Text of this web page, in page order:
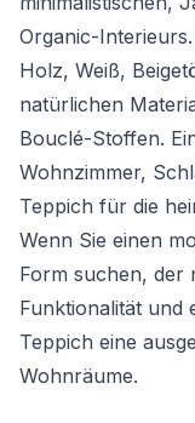
Organic-
Holz, Weiß,
natürlichen
Bouclé-Stoffen.
Wohnzimmer,
Teppich für die
Wenn Sie einen
Form suchen, der
Funktionalität und
Teppich eine
Wohnräume.